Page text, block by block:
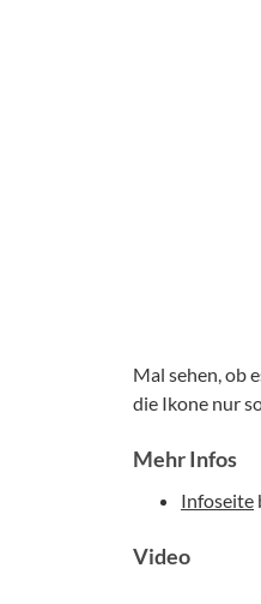
Mal sehen, ob
die Ikone nur
Mehr Infos
Infoseite
Video